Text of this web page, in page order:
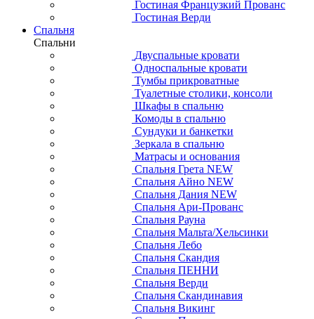
Гостиная Французкий Прованс
Гостиная Верди
Спальня
Спальни
Двуспальные кровати
Односпальные кровати
Тумбы прикроватные
Туалетные столики, консоли
Шкафы в спальню
Комоды в спальню
Сундуки и банкетки
Зеркала в спальню
Матрасы и основания
Спальня Грета NEW
Спальня Айно NEW
Спальня Дания NEW
Спальня Ари-Прованс
Спальня Рауна
Спальня Мальта/Хельсинки
Спальня Лебо
Спальня Скандия
Спальня ПЕННИ
Спальня Верди
Спальня Скандинавия
Спальня Викинг